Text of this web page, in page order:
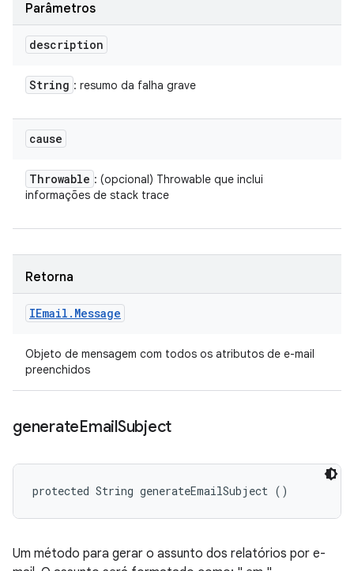
Parâmetros
description
String : resumo da falha grave
cause
Throwable : (opcional) Throwable que inclui
informações de stack trace
Retorna
IEmail . Message
Objeto de mensagem com todos os atributos de e-mail
preenchidos
generateEmailSubject
protected String generateEmailSubject ()
Um método para gerar o assunto dos relatórios por e-